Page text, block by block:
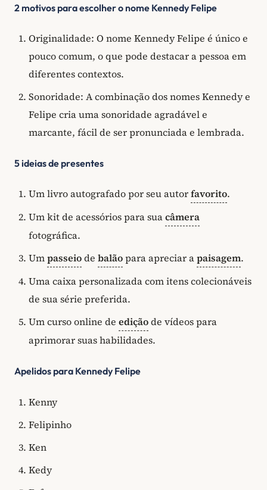
2 motivos para escolher o nome Kennedy Felipe
Originalidade: O nome Kennedy Felipe é único e
pouco comum, o que pode destacar a pessoa em
diferentes contextos.
Sonoridade: A combinação dos nomes Kennedy e
Felipe cria uma sonoridade agradável e
marcante, fácil de ser pronunciada e lembrada.
5 ideias de presentes
Um livro autografado por seu autorfavorito.
Um kit de acessórios para suacâmera
fotográfica.
Umpasseiode balãopara apreciar apaisagem.
Uma caixa personalizada com itens colecionáveis
de sua série preferida.
Um curso online de ediçãode vídeos para
aprimorar suas habilidades.
Apelidos para Kennedy Felipe
Kenny
Felipinho
Ken
Kedy